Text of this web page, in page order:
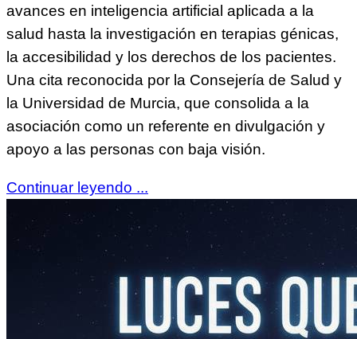
avances en inteligencia artificial aplicada a la
salud hasta la investigación en terapias génicas,
la accesibilidad y los derechos de los pacientes.
Una cita reconocida por la Consejería de Salud y
la Universidad de Murcia, que consolida a la
asociación como un referente en divulgación y
apoyo a las personas con baja visión.
Continuar leyendo ...